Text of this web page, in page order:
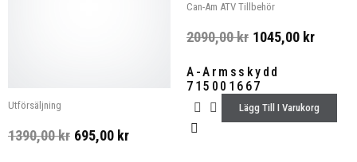
Utförsäljning
1390,00kr 695,00 kr
Can-Am ATV Tillbehör
A-Armsskydd
715001667
2090,00kr 1045,00 kr
Lägg Till I Varukorg